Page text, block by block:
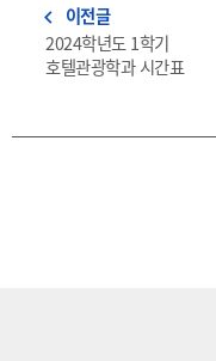
navigate_before 이전글
2024학년도 1학기
호텔관광학과 시간표